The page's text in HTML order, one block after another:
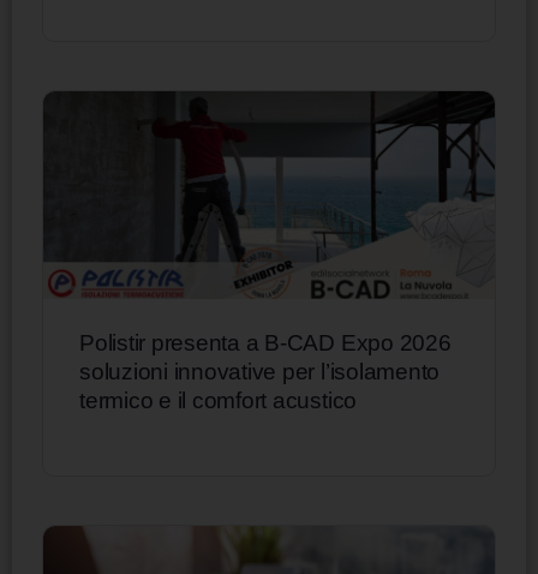
Polistir presenta a B-CAD Expo 2026
soluzioni innovative per l’isolamento
termico e il comfort acustico